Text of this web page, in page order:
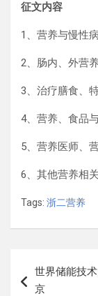
征文内容
1、营养与慢性
2、肠内、外营
3、治疗膳食、
4、营养、食品
5、营养医师、
6、其他营养相
Tags: 浙二营养
章
世界储能技
京